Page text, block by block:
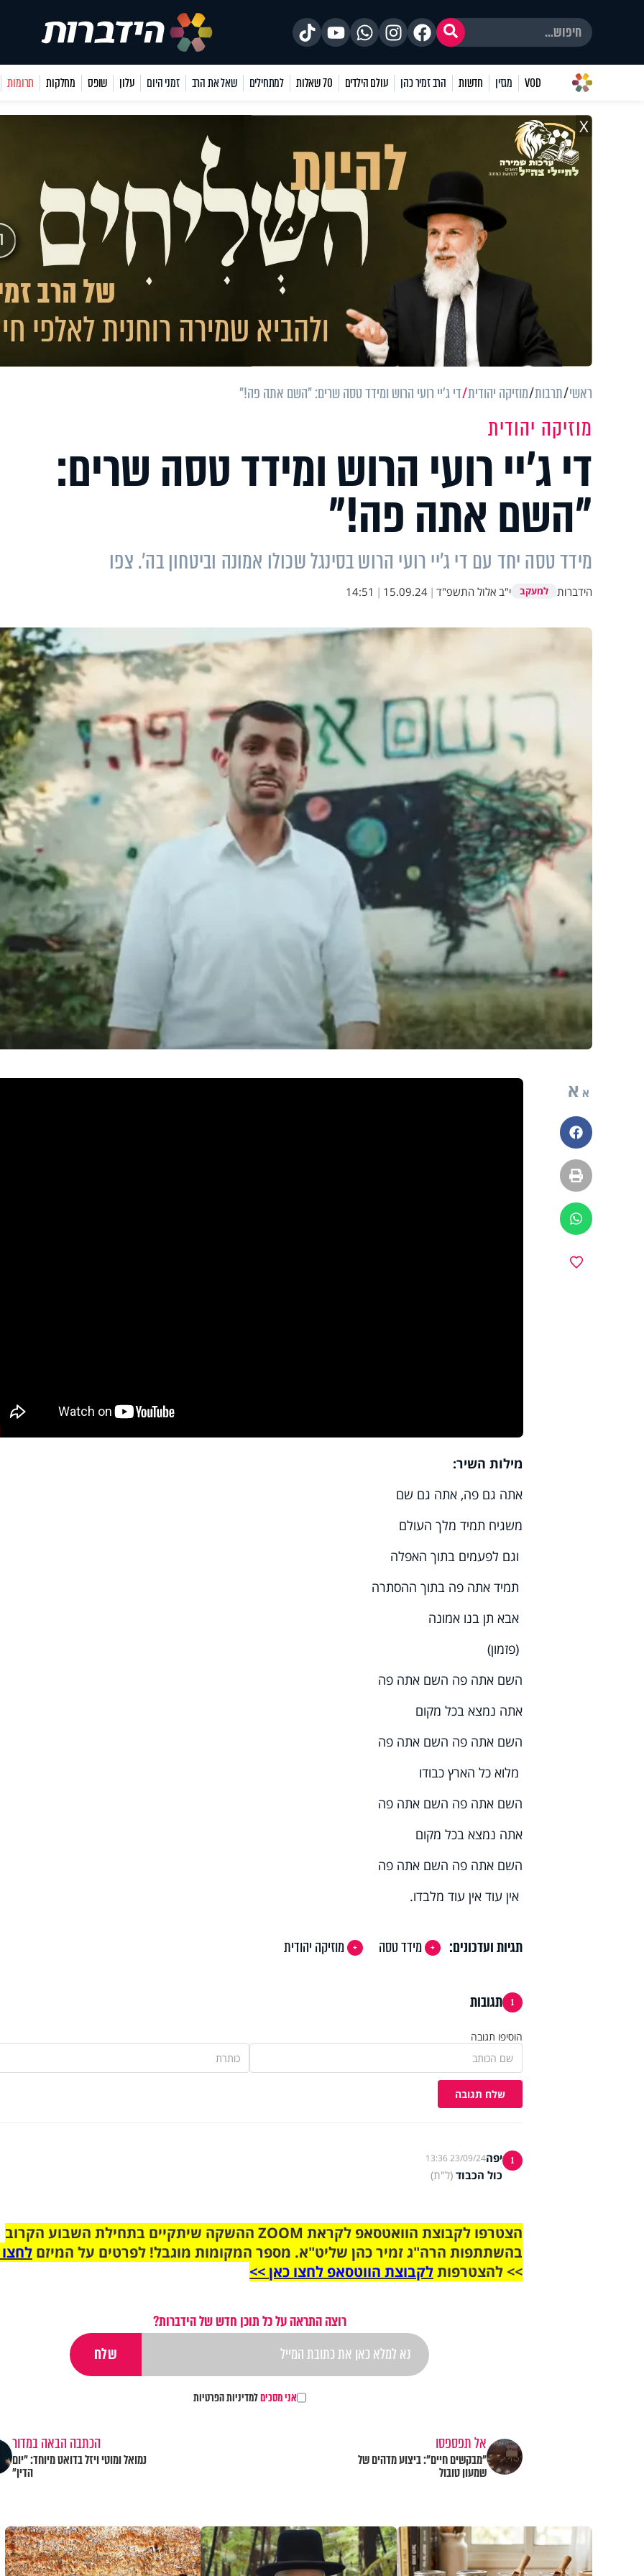
VOD מגזין חדשות הרב זמיר כהן עולם הילדים 70 שאלות למתחילים שאל את הרב זמני היום עלון שופס מחלקות תרומות
X
ראשי תרבות מוזיקה יהודית די ג'יי רועי הרוש ומידד טסה שרים: "השם אתה פה!"
מוזיקה יהודית
די ג'יי רועי הרוש ומידד טסה שרים:
"השם אתה פה!"
מידד טסה יחד עם די ג'יי רועי הרוש בסינגל שכולו אמונה וביטחון בה'. צפו
הידברות למעקב י"ב אלול התשפ"ד |
15.09.24
|
14:51
א א
פייסבוק
הדפסה
ווטסאפ
מילות השיר:
אתה גם פה, אתה גם שם
משגיח תמיד מלך העולם
וגם לפעמים בתוך האפלה
תמיד אתה פה בתוך ההסתרה
אבא תן בנו אמונה
(פזמון)
השם אתה פה השם אתה פה
אתה נמצא בכל מקום
השם אתה פה השם אתה פה
מלוא כל הארץ כבודו
השם אתה פה השם אתה פה
אתה נמצא בכל מקום
השם אתה פה השם אתה פה
אין עוד אין עוד מלבדו.
תגיות ועדכונים: מידד טסה מוזיקה יהודית
1 תגובות
הוסיפו תגובה
שלח תגובה
1 יפה23/09/24 13:36
כול הכבוד (ל"ת)
הצטרפו לקבוצת הוואטסאפ לקראת ZOOM ההשקה שיתקיים בתחילת השבוע הקרוב
בהשתתפות הרה"ג זמיר כהן שליט"א. מספר המקומות מוגבל! לפרטים על המיזם
>> להצטרפותלקבוצת הווטסאפ לחצו כאן >>
רוצה התראה על כל תוכן חדש של הידברות?
אני מסכיםלמדיניות הפרטיות
אל תפספסו
"מבקשים חיים": ביצוע מדהים של
שמעון טובול
הכתבה הבאה במדור
נמואל ומוטי ויזל בדואט מיוחד: "יום
הדין"